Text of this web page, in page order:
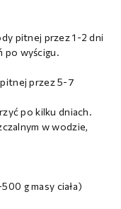
pitnej przez 1-2 dni
po wyścigu.
przez 5-7
po kilku dniach.
w wodzie,
g masy ciała)